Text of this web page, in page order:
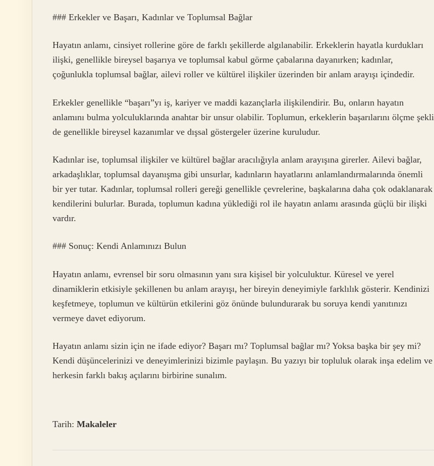
### Erkekler ve Başarı, Kadınlar ve Toplumsal Bağlar
Hayatın anlamı, cinsiyet rollerine göre de farklı şekillerde algılanabilir. Erkeklerin hayatla kurdukları
ilişki, genellikle bireysel başarıya ve toplumsal kabul görme çabalarına dayanırken; kadınlar,
çoğunlukla toplumsal bağlar, ailevi roller ve kültürel ilişkiler üzerinden bir anlam arayışı içindedir.
Erkekler genellikle “başarı”yı iş, kariyer ve maddi kazançlarla ilişkilendirir. Bu, onların hayatın
anlamını bulma yolculuklarında anahtar bir unsur olabilir. Toplumun, erkeklerin başarılarını ölçme şekli
de genellikle bireysel kazanımlar ve dışsal göstergeler üzerine kuruludur.
Kadınlar ise, toplumsal ilişkiler ve kültürel bağlar aracılığıyla anlam arayışına girerler. Ailevi bağlar,
arkadaşlıklar, toplumsal dayanışma gibi unsurlar, kadınların hayatlarını anlamlandırmalarında önemli
bir yer tutar. Kadınlar, toplumsal rolleri gereği genellikle çevrelerine, başkalarına daha çok odaklanarak
kendilerini bulurlar. Burada, toplumun kadına yüklediği rol ile hayatın anlamı arasında güçlü bir ilişki
vardır.
### Sonuç: Kendi Anlamınızı Bulun
Hayatın anlamı, evrensel bir soru olmasının yanı sıra kişisel bir yolculuktur. Küresel ve yerel
dinamiklerin etkisiyle şekillenen bu anlam arayışı, her bireyin deneyimiyle farklılık gösterir. Kendinizi
keşfetmeye, toplumun ve kültürün etkilerini göz önünde bulundurarak bu soruya kendi yanıtınızı
vermeye davet ediyorum.
Hayatın anlamı sizin için ne ifade ediyor? Başarı mı? Toplumsal bağlar mı? Yoksa başka bir şey mi?
Kendi düşüncelerinizi ve deneyimlerinizi bizimle paylaşın. Bu yazıyı bir topluluk olarak inşa edelim ve
herkesin farklı bakış açılarını birbirine sunalım.
Tarih: Makaleler